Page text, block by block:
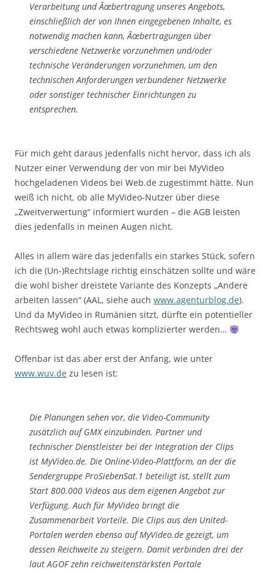
Verarbeitung und Ãœbertragung unseres Angebots,
einschließlich der von Ihnen eingegebenen Inhalte, es
notwendig machen kann, Ãœbertragungen über
verschiedene Netzwerke vorzunehmen und/oder
technische Veränderungen vorzunehmen, um den
technischen Anforderungen verbundener Netzwerke
oder sonstiger technischer Einrichtungen zu
entsprechen.
Für mich geht daraus jedenfalls nicht hervor, dass ich als
Nutzer einer Verwendung der von mir bei MyVideo
hochgeladenen Videos bei Web.de zugestimmt hätte. Nun
weiß ich nicht, ob alle MyVideo-Nutzer über diese
„Zweitverwertung“ informiert wurden – die AGB leisten
dies jedenfalls in meinen Augen nicht.
Alles in allem wäre das jedenfalls ein starkes Stück, sofern
ich die (Un-)Rechtslage richtig einschätzen sollte und wäre
die wohl bisher dreistete Variante des Konzepts „Andere
arbeiten lassen“ (AAL, siehe auch www.agenturblog.de).
Und da MyVideo in Rumänien sitzt, dürfte ein potentieller
Rechtsweg wohl auch etwas komplizierter werden…
Offenbar ist das aber erst der Anfang, wie unter
www.wuv.de zu lesen ist:
Die Planungen sehen vor, die Video-Community
zusätzlich auf GMX einzubinden. Partner und
technischer Dienstleister bei der Integration der Clips
ist MyVideo.de. Die Online-Video-Plattform, an der die
Sendergruppe ProSiebenSat.1 beteiligt ist, stellt zum
Start 800.000 Videos aus dem eigenen Angebot zur
Verfügung. Auch für MyVideo bringt die
Zusammenarbeit Vorteile. Die Clips aus den United-
Portalen werden ebenso auf MyVideo.de gezeigt, um
dessen Reichweite zu steigern. Damit verbinden drei der
laut AGOF zehn reichweitenstärksten Portale